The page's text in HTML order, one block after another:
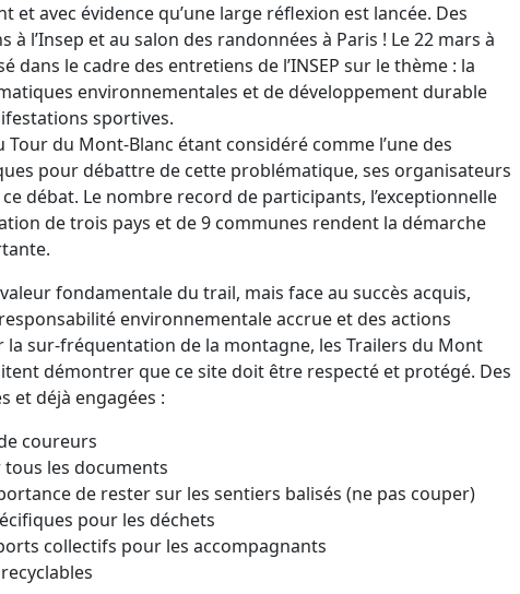
et avec évidence qu’une large réflexion est lancée. Des
à l’Insep et au salon des randonnées à Paris ! Le 22 mars à
dans le cadre des entretiens de l’INSEP sur le thème : la
environnementales et de développement durable
sportives.
Tour du Mont-Blanc étant considéré comme l’une des
pour débattre de cette problématique, ses organisateurs
débat. Le nombre record de participants, l’exceptionnelle
de trois pays et de 9 communes rendent la démarche
fondamentale du trail, mais face au succès acquis,
environnementale accrue et des actions
la sur-fréquentation de la montagne, les Trailers du Mont
démontrer que ce site doit être respecté et protégé. Des
et déjà engagées :
coureurs
tous les documents
de rester sur les sentiers balisés (ne pas couper)
pour les déchets
collectifs pour les accompagnants